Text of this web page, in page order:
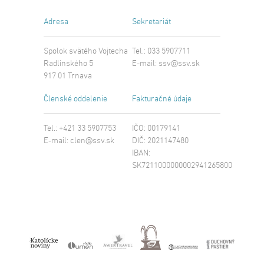
Adresa
Spolok svätého Vojtecha
Radlinského 5
917 01 Trnava
Sekretariát
Tel.: 033 5907711
E-mail: ssv@ssv.sk
Členské oddelenie
Tel.: +421 33 5907753
E-mail: clen@ssv.sk
Fakturačné údaje
IČO: 00179141
DIČ: 2021147480
IBAN:
SK7211000000002941265800